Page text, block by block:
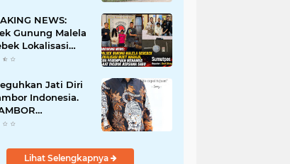
PT Jatim
Perkasa
NEWS:
Gunung Malela
Lokalisasi
Maraja, Dua
Diciduk Bersama
Jati Diri
Indonesia.
Akan
Lihat Selengkapnya